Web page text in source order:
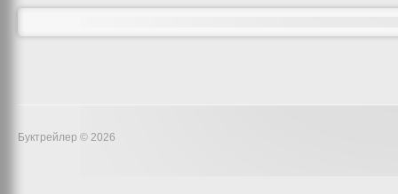
Буктрейлер © 2026